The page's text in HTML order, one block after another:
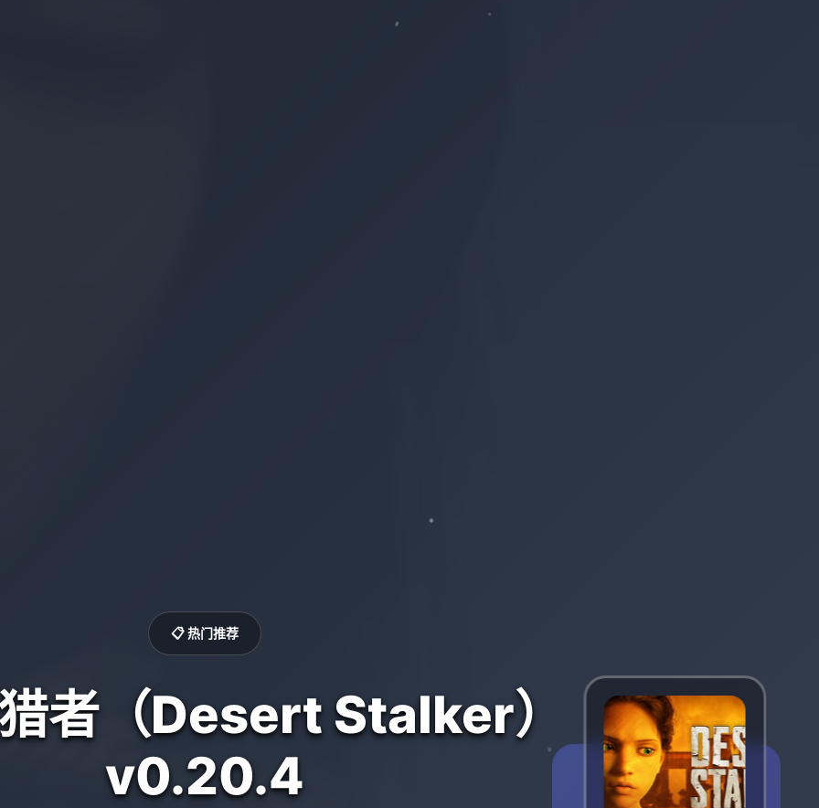
📋 热门推荐
者（Desert Stalker）
v0.20.4